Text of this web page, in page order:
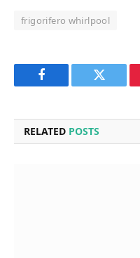
frigorifero whirlpool
Facebook Twitter
RELATED POSTS